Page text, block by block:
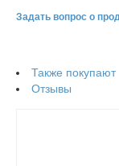
Задать вопрос о
Также покупают
Отзывы